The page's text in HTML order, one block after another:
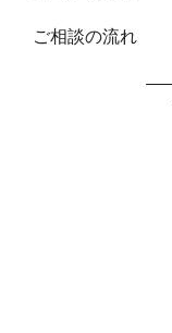
ご相談の流れ